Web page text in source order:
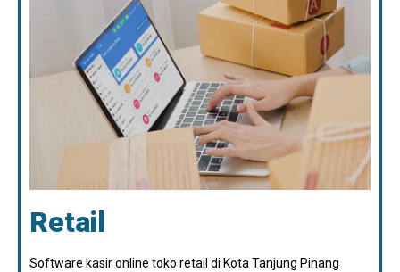
Retail
Software kasir online toko retail di Kota Tanjung Pinang